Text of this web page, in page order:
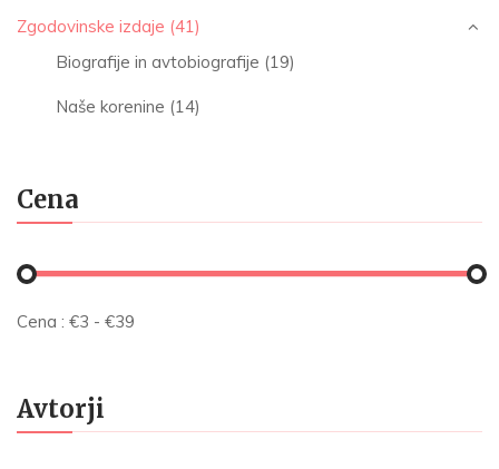
Zgodovinske izdaje (41)
Biografije in avtobiografije (19)
Naše korenine (14)
Cena
Cena : €3 - €39
Avtorji